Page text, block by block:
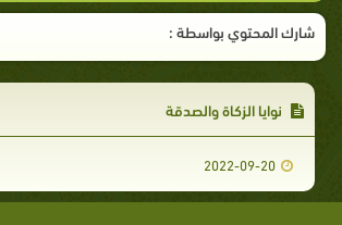
شارك المحتوي بواسطة :
نوايا الزكاة والصدقة
2022-09-20